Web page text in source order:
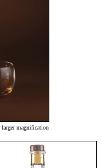
larger magnification